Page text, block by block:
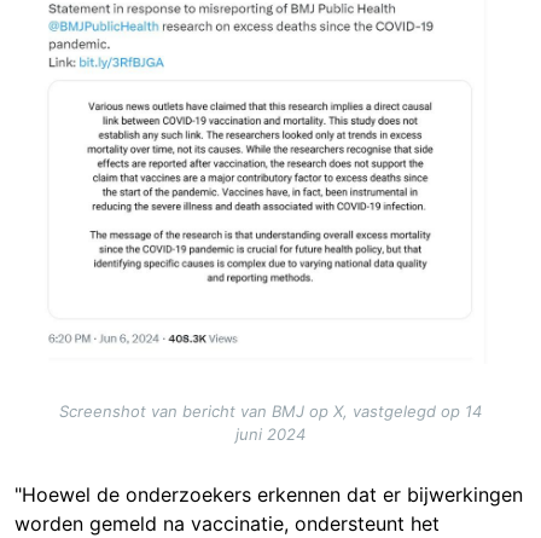
Screenshot van bericht van BMJ op X, vastgelegd op 14
juni 2024
"Hoewel de onderzoekers erkennen dat er bijwerkingen
worden gemeld na vaccinatie, ondersteunt het